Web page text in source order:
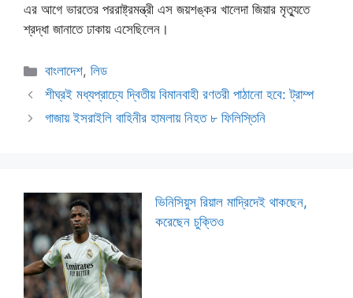
এর আগে ভারতের পররাষ্ট্রমন্ত্রী এস জয়শঙ্কর খালেদা জিয়ার মৃত্যুতে
শ্রদ্ধা জানাতে ঢাকায় এসেছিলেন।
Categories
বাংলাদেশ,লিড
শীঘ্রই মধ্যপ্রাচ্যে দ্বিতীয় বিমানবাহী রণতরী পাঠানো হবে: ট্রাম্প
গাজায় ইসরাইলি বাহিনীর হামলায় নিহত ৮ ফিলিস্তিনি
ভিনিসিয়ুস রিয়াল মাদ্রিদেই থাকছেন,
করেছেন চুক্তিও